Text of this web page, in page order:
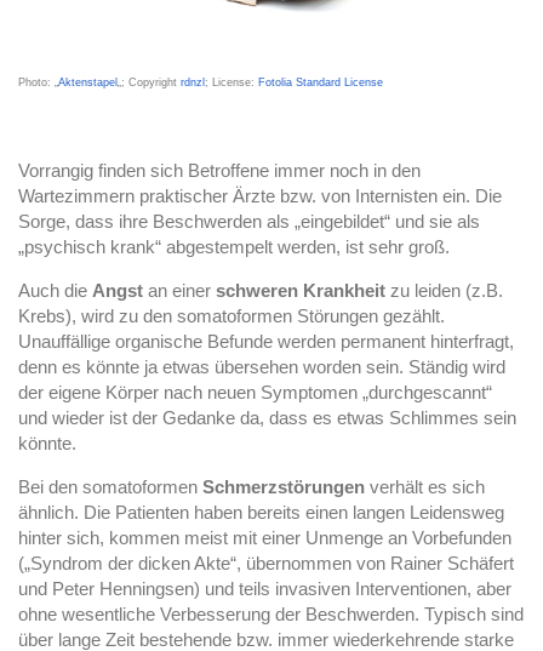
Photo: „Aktenstapel „; Copyright rdnzl ; License: Fotolia Standard License
Vorrangig finden sich Betroffene immer noch in den
Wartezimmern praktischer Ärzte bzw. von Internisten ein. Die
Sorge, dass ihre Beschwerden als „eingebildet“ und sie als
„psychisch krank“ abgestempelt werden, ist sehr groß.
Auch die Angst an einer schweren Krankheit zu leiden (z.B.
Krebs), wird zu den somatoformen Störungen gezählt.
Unauffällige organische Befunde werden permanent hinterfragt,
denn es könnte ja etwas übersehen worden sein. Ständig wird
der eigene Körper nach neuen Symptomen „durchgescannt“
und wieder ist der Gedanke da, dass es etwas Schlimmes sein
könnte.
Bei den somatoformen Schmerzstörungen verhält es sich
ähnlich. Die Patienten haben bereits einen langen Leidensweg
hinter sich, kommen meist mit einer Unmenge an Vorbefunden
(„Syndrom der dicken Akte“, übernommen von Rainer Schäfert
und Peter Henningsen) und teils invasiven Interventionen, aber
ohne wesentliche Verbesserung der Beschwerden. Typisch sind
über lange Zeit bestehende bzw. immer wiederkehrende starke